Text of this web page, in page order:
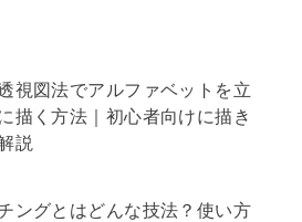
視図法でアルファベットを立
描く方法｜初心者向けに描き
説
ングとはどんな技法？使い方